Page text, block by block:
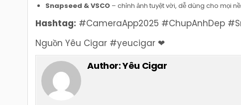
Snapseed & VSCO – chỉnh ảnh tuyệt vời, dễ dùng cho mọi
Hashtag: #CameraApp2025 #ChupAnhDep
Nguồn Yêu Cigar #yeucigar ❤
Author:Yêu Cigar